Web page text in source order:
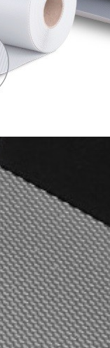
и полок.
и в других
размеры.
и полок.
и
и закрытии
метру.
с